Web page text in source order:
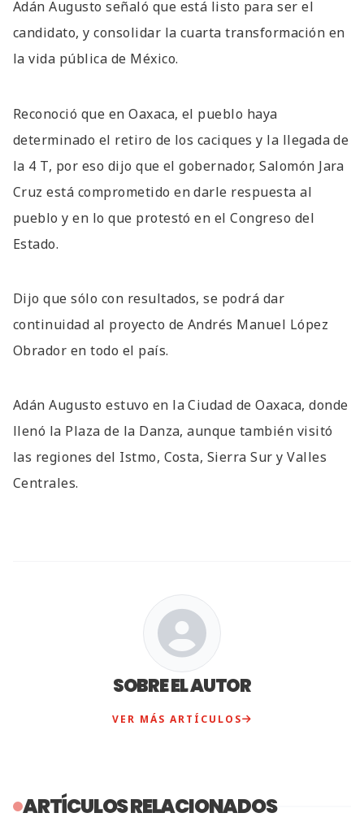
Adán Augusto señaló que está listo para ser el
candidato, y consolidar la cuarta transformación en
la vida pública de México.
Reconoció que en Oaxaca, el pueblo haya
determinado el retiro de los caciques y la llegada de
la 4 T, por eso dijo que el gobernador, Salomón Jara
Cruz está comprometido en darle respuesta al
pueblo y en lo que protestó en el Congreso del
Estado.
Dijo que sólo con resultados, se podrá dar
continuidad al proyecto de Andrés Manuel López
Obrador en todo el país.
Adán Augusto estuvo en la Ciudad de Oaxaca, donde
llenó la Plaza de la Danza, aunque también visitó
las regiones del Istmo, Costa, Sierra Sur y Valles
Centrales.
SOBRE EL AUTOR
VER MÁS ARTÍCULOS
ARTÍCULOS RELACIONADOS